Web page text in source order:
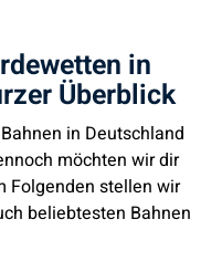
in
Überblick
in Deutschland
möchten wir dir
Folgenden stellen wir
beliebtesten Bahnen